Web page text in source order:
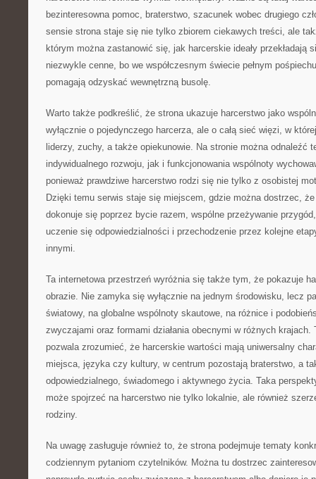
bezinteresowna pomoc, braterstwo, szacunek wobec drugiego
sensie strona staje się nie tylko zbiorem ciekawych treści, ale
którym można zastanowić się, jak harcerskie ideały przekładają
niezwykle cenne, bo we współczesnym świecie pełnym
pomagają odzyskać wewnętrzną busolę.
Warto także podkreślić, że strona ukazuje harcerstwo jako
wyłącznie o pojedynczego harcerza, ale o całą sieć więzi, w
liderzy, zuchy, a także opiekunowie. Na stronie można odnaleźć
indywidualnego rozwoju, jak i funkcjonowania wspólnoty
ponieważ prawdziwe harcerstwo rodzi się nie tylko z osobistej
Dzięki temu serwis staje się miejscem, gdzie można dostrzec, że
dokonuje się poprzez bycie razem, wspólne przeżywanie
uczenie się odpowiedzialności i przechodzenie przez kolejne
innymi.
Ta internetowa przestrzeń wyróżnia się także tym, że pokazuje
obrazie. Nie zamyka się wyłącznie na jednym środowisku, lecz
światowy, na globalne wspólnoty skautowe, na różnice i
zwyczajami oraz formami działania obecnymi w różnych krajach.
pozwala zrozumieć, że harcerskie wartości mają uniwersalny
miejsca, języka czy kultury, w centrum pozostają braterstwo, a
odpowiedzialnego, świadomego i aktywnego życia. Taka
może spojrzeć na harcerstwo nie tylko lokalnie, ale również
rodziny.
Na uwagę zasługuje również to, że strona podejmuje tematy
codziennym pytaniom czytelników. Można tu dostrzec